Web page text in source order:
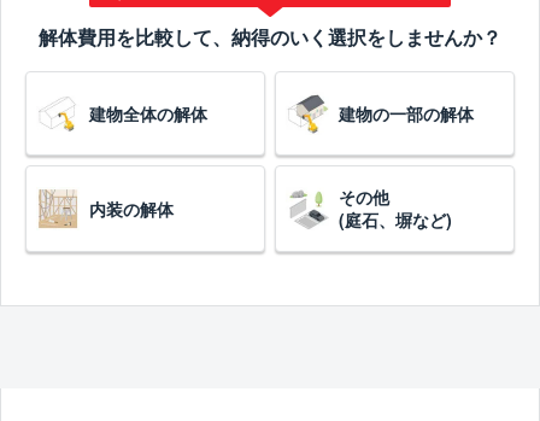
解体費用を比較して、納得のいく選択をしませんか？
建物全体の解体 建物の一部の解体
内装の解体
その他
(庭石、塀など)